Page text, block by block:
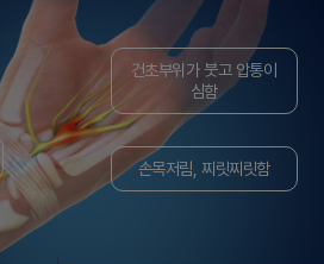
건초부위가 붓고 압통이
심함
손목저림, 찌릿찌릿함